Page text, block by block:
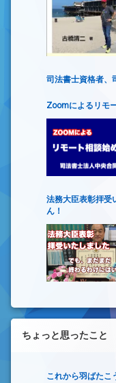
司法書士資格者、
Zoomによるリモ
法務大臣表彰拝受
ん！
ちょっと思ったこと
これから羽ばたこ